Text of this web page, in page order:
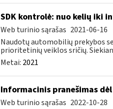
SDK kontrolė: nuo kelių iki
Web turinio sąrašas 2021-06-16
Naudotų automobilių prekybos
prioritetinių veiklos sričių.
Metai: 2021
Informacinis pranešimas
Web turinio sąrašas 2022-10-28